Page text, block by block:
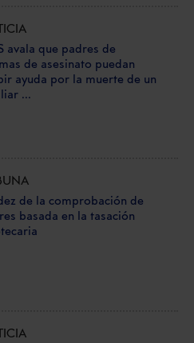
avala que padres de
de asesinato puedan
ayuda por la muerte de un
...
de la comprobación de
basada en la tasación